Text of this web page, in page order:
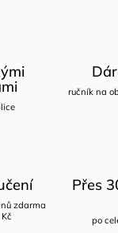
ručník na
zdarma
Přes
po